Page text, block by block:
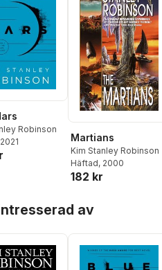
Robinson
Martians
Kim Stanley Robinson
Häftad, 2000
182 kr
av